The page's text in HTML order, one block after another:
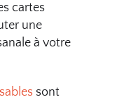
cartes
une
à votre
sont